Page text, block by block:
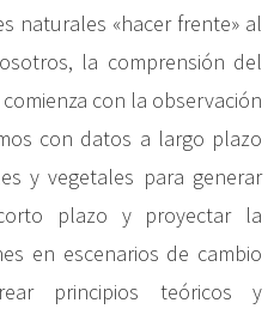
naturales «hacer frente» al
la comprensión del
con la observación
con datos a largo plazo
y vegetales para generar
plazo y proyectar la
en escenarios de cambio
principios teóricos y